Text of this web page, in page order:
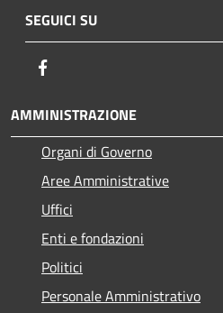
SEGUICI SU
AMMINISTRAZIONE
Organi di Governo
Aree Amministrative
Uffici
Enti e fondazioni
Politici
Personale Amministrativo